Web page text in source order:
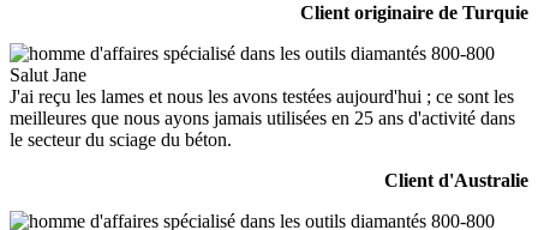
Client originaire de Turquie
Salut Jane
J'ai reçu les lames et nous les avons testées aujourd'hui ; ce sont les
meilleures que nous ayons jamais utilisées en 25 ans d'activité dans
le secteur du sciage du béton.
Client d'Australie